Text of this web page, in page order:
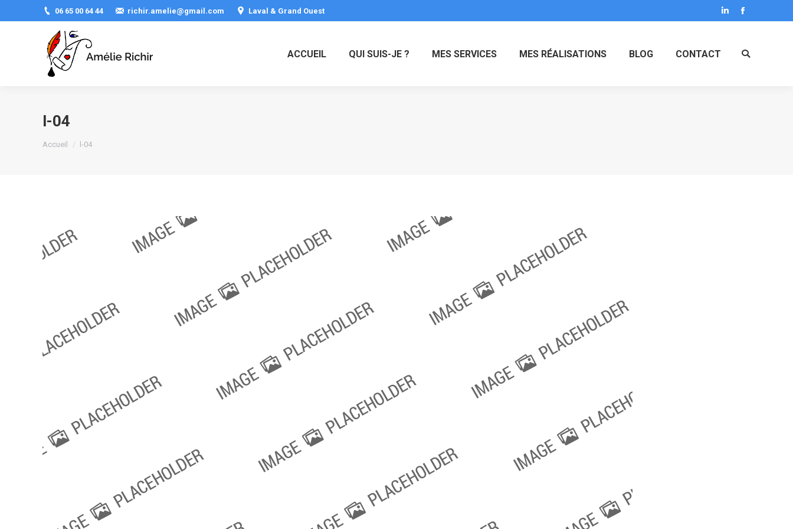
06 65 00 64 44 richir.amelie@gmail.com Laval & Grand Ouest
LinkedInFacebook
ACCUEIL QUI SUIS-JE ? MES SERVICES MES RÉALISATIONS BLOG CONTACT Search:
l-04
Vous êtes ici :
Accueil l-04